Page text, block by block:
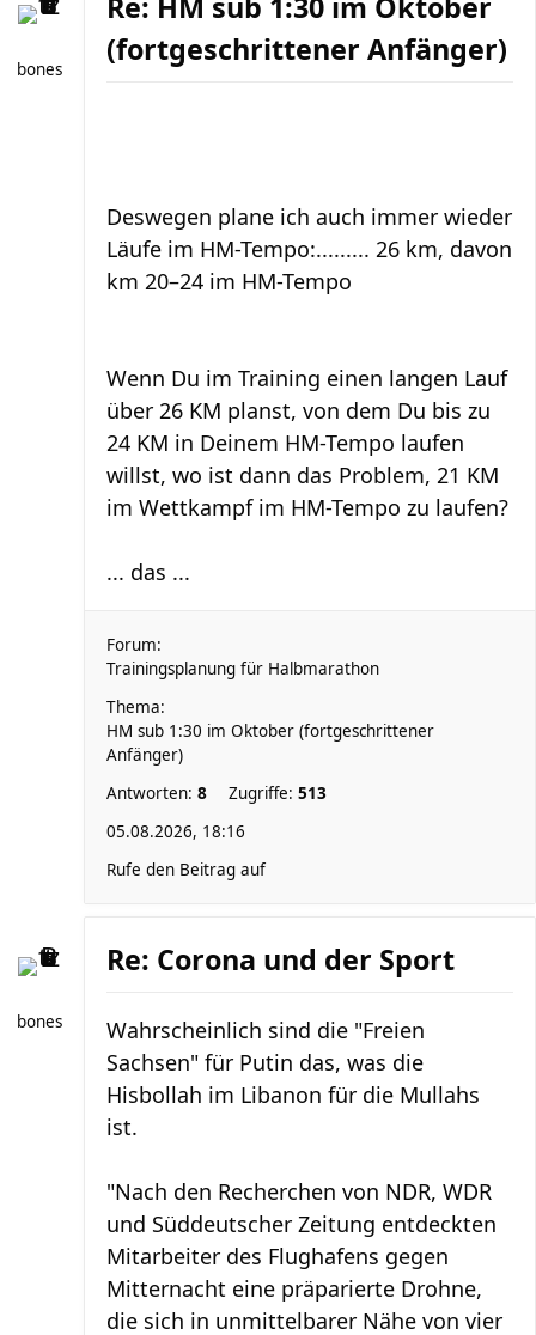
bones
(fortgeschrittener Anfänger)
Deswegen plane ich auch immer wieder
Läufe im HM-Tempo:......... 26 km, davon
km 20–24 im HM-Tempo
Wenn Du im Training einen langen Lauf
über 26 KM planst, von dem Du bis zu
24 KM in Deinem HM-Tempo laufen
willst, wo ist dann das Problem, 21 KM
im Wettkampf im HM-Tempo zu laufen?
... das ...
Forum:
Trainingsplanung für Halbmarathon
Thema:
HM sub 1:30 im Oktober (fortgeschrittener
Anfänger)
Antworten: 8 Zugriffe: 513
05.08.2026, 18:16
Rufe den Beitrag auf
bones
Re: Corona und der Sport
Wahrscheinlich sind die "Freien
Sachsen" für Putin das, was die
Hisbollah im Libanon für die Mullahs
ist.
"Nach den Recherchen von NDR, WDR
und Süddeutscher Zeitung entdeckten
Mitarbeiter des Flughafens gegen
Mitternacht eine präparierte Drohne,
die sich in unmittelbarer Nähe von vier